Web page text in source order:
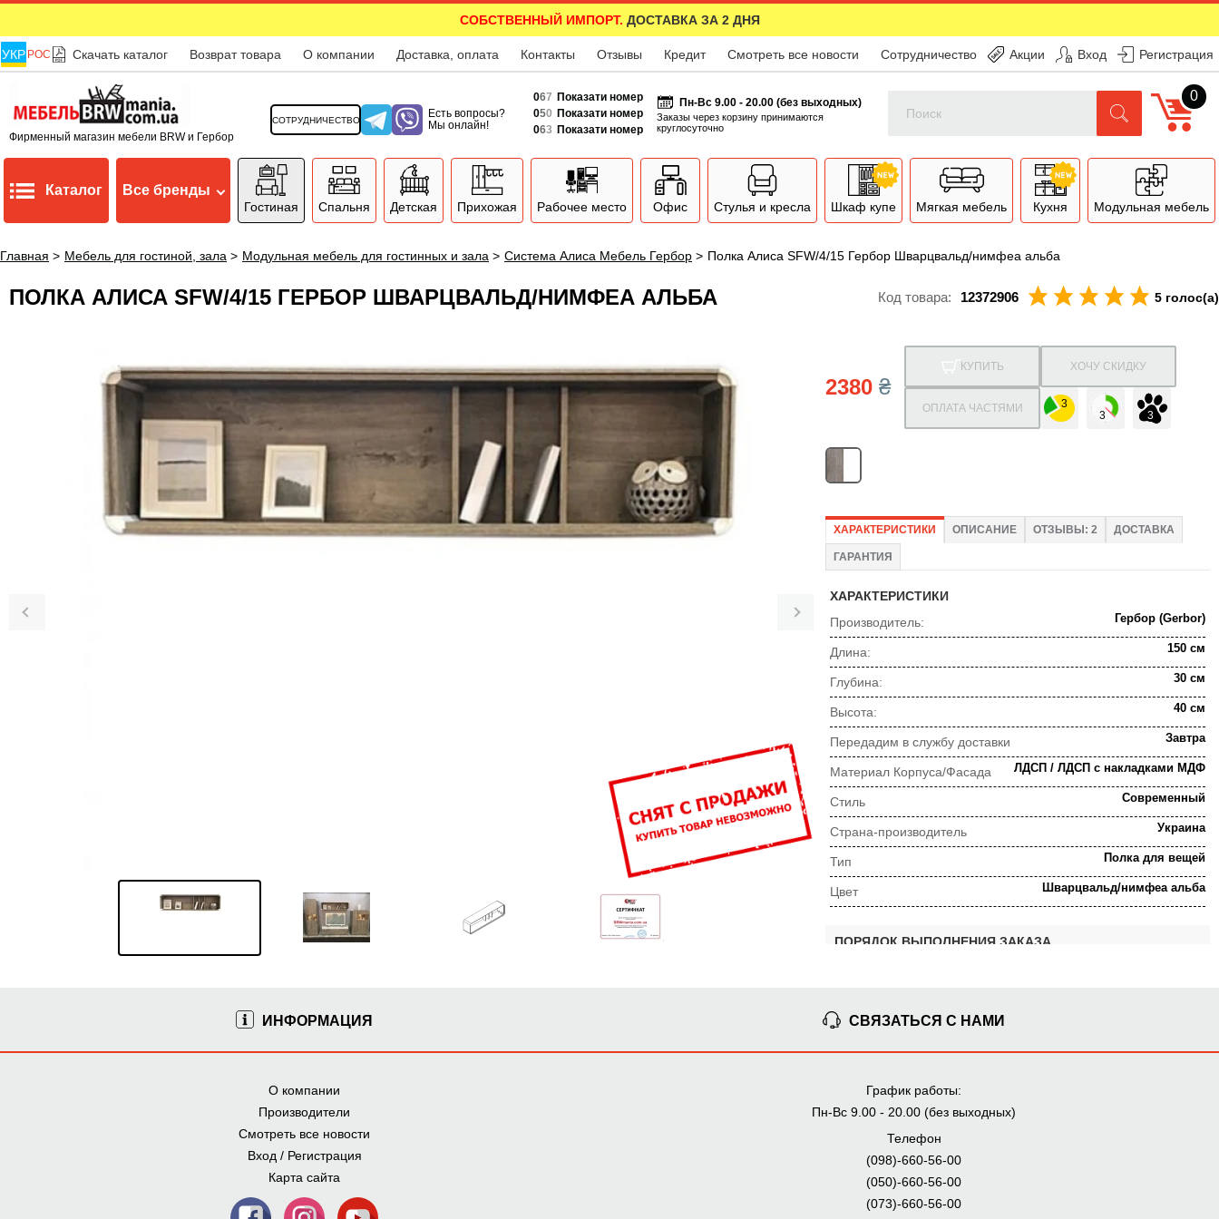
СОБСТВЕННЫЙ ИМПОРТ. ДОСТАВКА ЗА 2 ДНЯ
УКР РОС Скачать каталог Возврат товара О компании Доставка, оплата Контакты Отзывы Кредит Смотреть все новости Сотрудничество Акции Вход Регистрация
Фирменный магазин мебели BRW и Гербор
СОТРУДНИЧЕСТВО
Есть вопросы?
Мы онлайн!
067 Показати номер
050 Показати номер
063 Показати номер
Пн-Вс 9.00 - 20.00 (без выходных)
Заказы через корзину принимаются
круглосуточно
0
Каталог Все бренды
Гостиная Спальня Детская Прихожая Рабочее место Офис Стулья и кресла Шкаф купе Мягкая мебель Кухня Модульная мебель
Главная > Мебель для гостиной, зала > Модульная мебель для гостинных и зала > Система Алиса Мебель Гербор > Полка Алиса SFW/4/15 Гербор Шварцвальд/нимфеа альба
ПОЛКА АЛИСА SFW/4/15 ГЕРБОР ШВАРЦВАЛЬД/НИМФЕА АЛЬБА Код товара: 12372906 5 голос(а)
2380₴
КУПИТЬ ХОЧУ СКИДКУ
ОПЛАТА ЧАСТЯМИ
ХАРАКТЕРИСТИКИ ОПИСАНИЕ ОТЗЫВЫ: 2 ДОСТАВКА
ГАРАНТИЯ
ХАРАКТЕРИСТИКИ
Производитель:
Гербор (Gerbor)
Длина: 150 см
Глубина: 30 см
Высота: 40 см
Передадим в службу доставки Завтра
Материал Корпуса/Фасада ЛДСП / ЛДСП с накладками МДФ
Стиль Современный
Страна-производитель Украина
Тип Полка для вещей
Цвет Шварцвальд/нимфеа альба
ПОРЯДОК ВЫПОЛНЕНИЯ ЗАКАЗА
Предварительная
Согласование заказа
Мы внимательно следим за выполнением заказа на всех
этапах от предварительного расчета до получения
мебели.
ИНФОРМАЦИЯ
О компании
Производители
Смотреть все новости
Вход / Регистрация
Карта сайта
СВЯЗАТЬСЯ С НАМИ
График работы:
Пн-Вс 9.00 - 20.00 (без выходных)
Телефон
(098)-660-56-00
(050)-660-56-00
(073)-660-56-00